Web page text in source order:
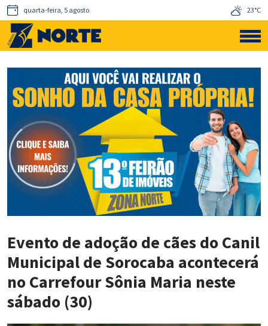
quarta-feira, 5 agosto 23°C
Evento de adoção de cães do Canil
Municipal de Sorocaba acontecerá
no Carrefour Sônia Maria neste
sábado (30)